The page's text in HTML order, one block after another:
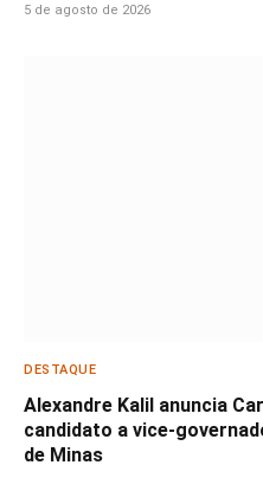
5 de agosto de 2026
DESTAQUE
Alexandre Kalil anuncia
candidato a vice-
de Minas